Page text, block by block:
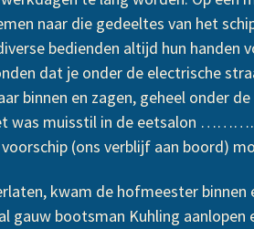
naar die gedeeltes van het
bedienden altijd hun handen
dat je onder de electrische
binnen en zagen, geheel onder
was muisstil in de eetsalon
(ons verblijf aan boord)
kwam de hofmeester
gauw bootsman Kuhling